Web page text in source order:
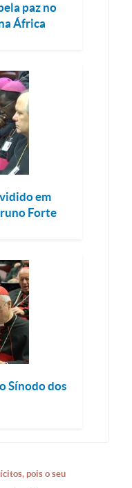
paz no
África
em
Forte
Sínodo dos
pois o seu